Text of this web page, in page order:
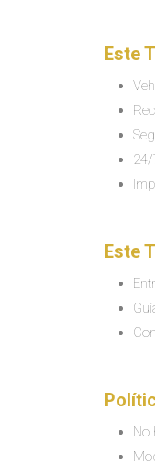
Este
24/
Este
No